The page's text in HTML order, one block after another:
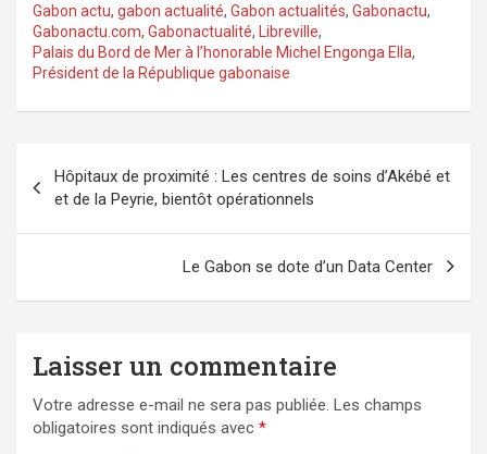
Gabon actu, gabon actualité, Gabon actualités, Gabonactu,
Gabonactu.com, Gabonactualité, Libreville,
Palais du Bord de Mer à l’honorable Michel Engonga Ella,
Président de la République gabonaise
de
l’article
Hôpitaux de proximité : Les centres de soins d’Akébé et
et de la Peyrie, bientôt opérationnels
Le Gabon se dote d’un Data Center
Laisser un commentaire
Votre adresse e-mail ne sera pas publiée. Les champs
obligatoires sont indiqués avec *